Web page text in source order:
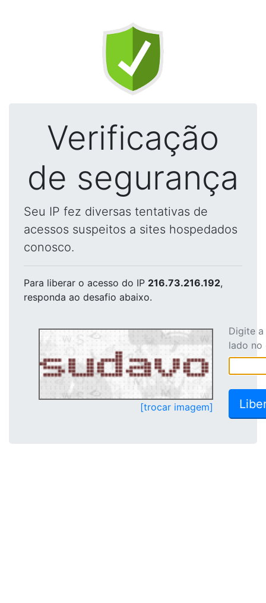
Verificação
de segurança
Seu IP fez diversas tentativas de
acessos suspeitos a sites hospedados
conosco.
Para liberar o acesso do IP 216.73.216.192,
responda ao desafio abaixo.
[trocar imagem]
Digite
lado no